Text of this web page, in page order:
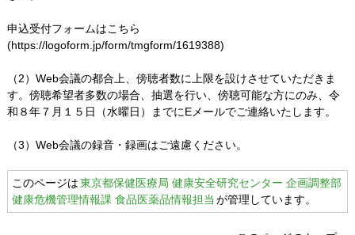
申込受付フォームはこちら
(https://logoform.jp/form/tmgform/1619388)
（2）Web会議の都合上、傍聴者数に上限を設けさせていただきま
す。傍聴希望者多数の場合、抽選を行い、傍聴可能な方にのみ、令
和８年７月１５日（水曜日）までにEメールでご連絡いたします。
（3）Web会議の録音・録画はご遠慮ください。
このページは東京都保健医療局 健康安全研究センター 企画調整部
健康危機管理情報課 食品医薬品情報担当 が管理しています。